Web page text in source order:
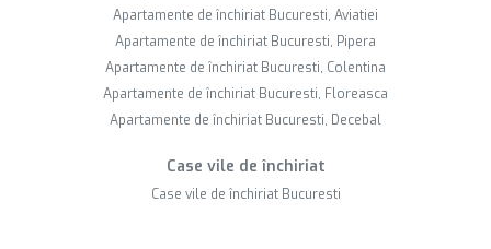
Apartamente de închiriat Bucuresti, Aviatiei
Apartamente de închiriat Bucuresti, Pipera
Apartamente de închiriat Bucuresti, Colentina
Apartamente de închiriat Bucuresti, Floreasca
Apartamente de închiriat Bucuresti, Decebal
Case vile de închiriat
Case vile de închiriat Bucuresti